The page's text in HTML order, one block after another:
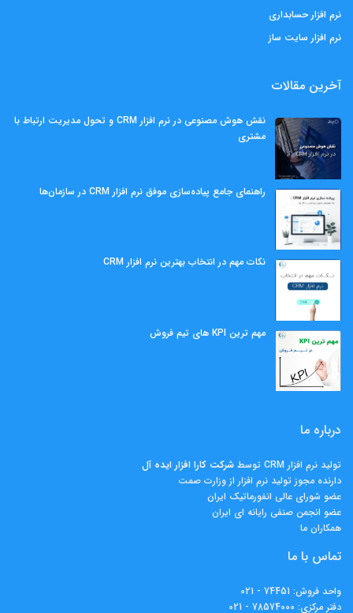
نرم افزار حسابداری
نرم افزار سایت ساز
آخرین مقالات
نقش هوش مصنوعی در نرم افزار CRM و تحول مدیریت ارتباط با
مشتری
راهنمای جامع پیاده‌سازی موفق نرم افزار CRM در سازمان‌ها
نکات مهم در انتخاب بهترین نرم افزار CRM
مهم ‌ترین KPI های تیم فروش
درباره ما
تولید نرم افزار CRM توسط
شرکت کارا افزار ايده آل
دارنده مجوز تولید نرم افزار از وزارت صمت
عضو شورای عالی انفورماتیک ایران
عضو انجمن صنفی رایانه ای ایران
همکاران ما
تماس با ما
واحد فروش: 74451 - 021
دفتر مرکزی: 78574000 - 021